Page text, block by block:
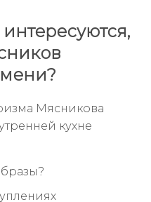
Мясникова
кухне